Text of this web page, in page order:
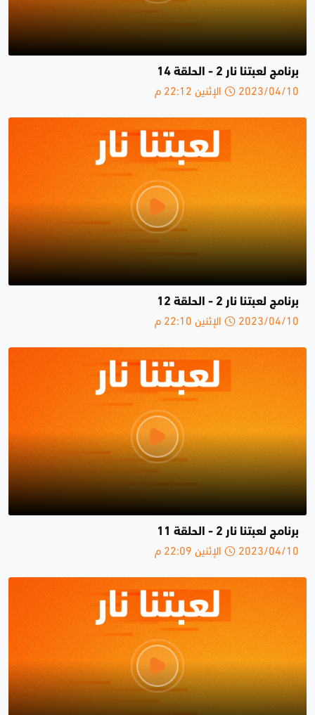
برنامج لعبتنا نار 2 - الحلقة 14
2023/04/10 الإثنين 22:12 م
برنامج لعبتنا نار 2 - الحلقة 12
2023/04/10 الإثنين 22:10 م
برنامج لعبتنا نار 2 - الحلقة 11
2023/04/10 الإثنين 22:09 م